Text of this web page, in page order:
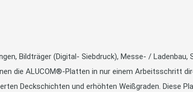
Bildträger (Digital- Siebdruck), Messe- / Ladenbau,
die ALUCOM®-Platten in nur einem Arbeitsschritt
Deckschichten und erhöhten Weißgraden. Diese